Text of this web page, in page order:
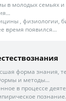
в молодых семьях и
, физиологии,
время появился...
форма знания,
и методы...
в процессе